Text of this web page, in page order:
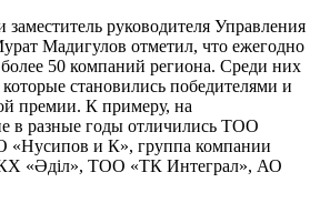
руководителя Управления
Мадигулов отметил, что ежегодно
50 компаний региона. Среди них
становились победителями и
премии. К примеру, на
в разные годы отличились ТОО
и К», группа компании
«Әділ», ТОО «ТК Интеграл», АО